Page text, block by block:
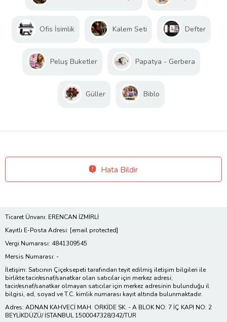
Ofis İsimlik Kalem Seti Defter
Peluş Buketler Papatya - Gerbera
Güller Biblo
Hata Bildir
Ticaret Ünvanı: ERENCAN İZMİRLİ
Kayıtlı E-Posta Adresi: [email protected]
Vergi Numarası: 4841309545
Mersis Numarası: -
İletişim: Satıcının Çiçeksepeti tarafından teyit edilmiş iletişim bilgileri ile
birlikte tacir/esnaf/sanatkar olan satıcılar için merkez adresi;
tacir/esnaf/sanatkar olmayan satıcılar için merkez adresinin bulunduğu il
bilgisi, ad, soyad ve T.C. kimlik numarası kayıt altında bulunmaktadır.
Adres: ADNAN KAHVECİ MAH. ORKİDE SK. - A BLOK NO: 7 İÇ KAPI NO: 2
BEYLİKDÜZÜ/ İSTANBUL 1500047328/342/TUR